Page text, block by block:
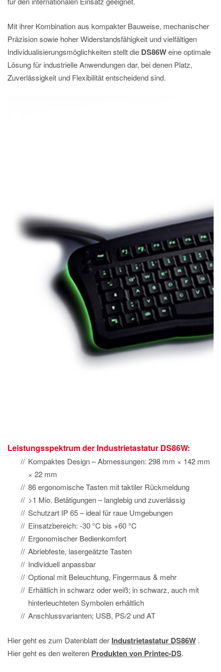
Mit ihrer Kombination aus kompakter Bauweise, mechanischer
Präzision sowie hoher Widerstandsfähigkeit und vielfältigen
Individualisierungsmöglichkeiten stellt die DS86Weine optimale
Lösung für industrielle Anwendungen dar, bei denen Platz,
Zuverlässigkeit und Flexibilität entscheidend sind.
Leistungsspektrum der Industrietastatur DS86W:
Kompaktes Design – Abmessungen: 298 mm × 142 mm
× 22 mm
86 ergonomische Tasten mit taktiler Rückmeldung
>1 Mio. Betätigungen – langlebig und zuverlässig
Schutzart IP 65 – ideal für raue Umgebungen
Einsatzbereich: -30 °C bis +60 °C
Ergonomischer Bedienkomfort
Abriebfeste, lasergeätzte Tasten
Individuell anpassbar
Optional mit Beleuchtung, Fingermaus & mehr
Erhältlich in schwarz oder weiß; in schwarz, auch mit
hinterleuchteten Symbolen erhältlich
Anschlussvarianten; USB, PS/2 und AT
Hier geht es zum Datenblatt der Industrietastatur DS86W .
Hier geht es den weiteren Produkten von Printec-DS.